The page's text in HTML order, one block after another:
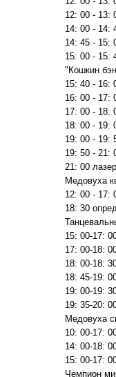
12: 00 - 13:
14: 00 - 14:
14: 45 - 15:
15: 00 - 15:
"Кошкин
15: 40 - 16:
16: 00 - 17:
17: 00 - 18:
18: 00 - 19:
19: 00 - 19:
19: 50 - 21:
21: 00
Медовуха
12: 00 - 17:
18: 30
15: 00-17:
17: 00-18:
18: 00-18:
18: 45-19:
19: 00-19:
19: 35-20:
Медовуха
10: 00-17:
14: 00-18:
15: 00-17:
Чемпион